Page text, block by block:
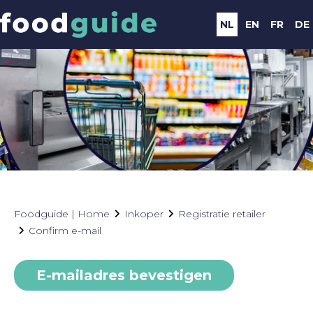
NL EN FR DE
Foodguide | Home Inkoper
Registratie retailer
Confirm e-mail
E-mailadres bevestigen